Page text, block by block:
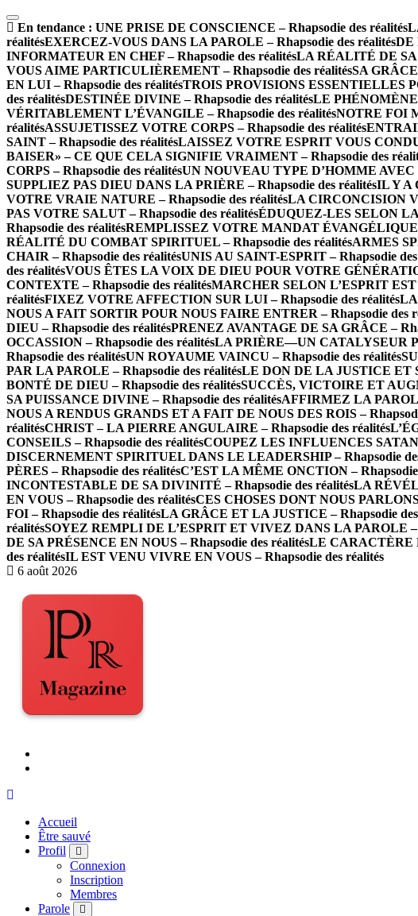
En tendance : UNE PRISE DE CONSCIENCE – Rhapsodie des réalités
réalitésEXERCEZ-VOUS DANS LA PAROLE – Rhapsodie des réalitésDE
INFORMATEUR EN CHEF – Rhapsodie des réalitésLA RÉALITÉ DE SA
VOUS AIME PARTICULIÈREMENT – Rhapsodie des réalitésSA
EN LUI – Rhapsodie des réalitésTROIS PROVISIONS ESSENTIELLES
des réalitésDESTINÉE DIVINE – Rhapsodie des réalitésLE PHÉNOMÈNE
VÉRITABLEMENT L’ÉVANGILE – Rhapsodie des réalitésNOTRE FOI
réalitésASSUJETISSEZ VOTRE CORPS – Rhapsodie des réalités
SAINT – Rhapsodie des réalitésLAISSEZ VOTRE ESPRIT VOUS
BAISER» – CE QUE CELA SIGNIFIE VRAIMENT – Rhapsodie des
CORPS – Rhapsodie des réalitésUN NOUVEAU TYPE D’HOMME AVEC
SUPPLIEZ PAS DIEU DANS LA PRIÈRE – Rhapsodie des réalitésIL Y A
VOTRE VRAIE NATURE – Rhapsodie des réalitésLA CIRCONCISION
PAS VOTRE SALUT – Rhapsodie des réalitésÉDUQUEZ-LES SELON
Rhapsodie des réalitésREMPLISSEZ VOTRE MANDAT ÉVANGÉLIQUE
RÉALITÉ DU COMBAT SPIRITUEL – Rhapsodie des réalitésARMES
CHAIR – Rhapsodie des réalitésUNIS AU SAINT-ESPRIT – Rhapsodie
des réalitésVOUS ÊTES LA VOIX DE DIEU POUR VOTRE
CONTEXTE – Rhapsodie des réalitésMARCHER SELON L’ESPRIT EST
réalitésFIXEZ VOTRE AFFECTION SUR LUI – Rhapsodie des réalitésLA
NOUS A FAIT SORTIR POUR NOUS FAIRE ENTRER – Rhapsodie des
DIEU – Rhapsodie des réalitésPRENEZ AVANTAGE DE SA GRÂCE –
OCCASSION – Rhapsodie des réalitésLA PRIÈRE—UN CATALYSEUR
Rhapsodie des réalitésUN ROYAUME VAINCU – Rhapsodie des réalités
PAR LA PAROLE – Rhapsodie des réalitésLE DON DE LA JUSTICE ET
BONTÉ DE DIEU – Rhapsodie des réalitésSUCCÈS, VICTOIRE ET
SA PUISSANCE DIVINE – Rhapsodie des réalitésAFFIRMEZ LA
NOUS A RENDUS GRANDS ET A FAIT DE NOUS DES ROIS –
réalitésCHRIST – LA PIERRE ANGULAIRE – Rhapsodie des réalités
CONSEILS – Rhapsodie des réalitésCOUPEZ LES INFLUENCES
DISCERNEMENT SPIRITUEL DANS LE LEADERSHIP – Rhapsodie
PÈRES – Rhapsodie des réalitésC’EST LA MÊME ONCTION – Rhapsodie
INCONTESTABLE DE SA DIVINITÉ – Rhapsodie des réalitésLA
EN VOUS – Rhapsodie des réalitésCES CHOSES DONT NOUS
FOI – Rhapsodie des réalitésLA GRÂCE ET LA JUSTICE – Rhapsodie
réalitésSOYEZ REMPLI DE L’ESPRIT ET VIVEZ DANS LA PAROLE –
DE SA PRÉSENCE EN NOUS – Rhapsodie des réalitésLE CARACTÈRE
des réalitésIL EST VENU VIVRE EN VOUS – Rhapsodie des réalités
6 août 2026
Accueil
Être sauvé
Profil
Connexion
Inscription
Membres
Parole